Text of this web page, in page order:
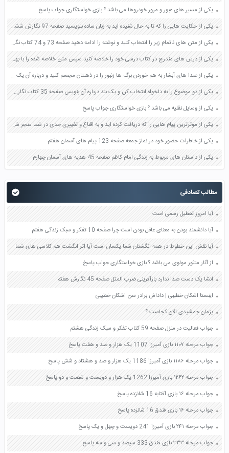
یکی از مسیر های عبور و مرور خودروها می باشد ؟ بازی خواستگاری جواب پاسخ
یکی از حکایت هایی را که تا به حال شنیده اید به زبان ساده بنویسید صفحه 97 نگارش ششم دبستان
یکی از متن های ناتمام زیر را انتخاب کنید و نوشته را ادامه دهید صفحه 73 و 74 کتاب نگارش فارسی پنجم دبستان
یکی از درس های مندرج در کتاب درسی خود را خلاصه کنید سپس متن خلاصه شده را با بهره گیری از روش های دسته بندی نمودار جدول نقشه مفهومی نشان دهید صفحه 118 نگارش یازدهم
یکی از صدا های آبشار به هم خوردن برگ ها زنبور را در ذهنتان مجسم کنید و درباره آن یک بند بنویسید صفحه 11 نگارش پنجم
یکی از دو موضوع را به دلخواه انتخاب کن و یک بند درباره آن بنویس صفحه 35 کتاب نگارش فارسی سوم
یکی از وسایل نقلیه می باشد ؟ بازی خواستگاری جواب پاسخ
یکی از موثرترین پیام هایی را که دریافت کرده اید و به اقناع و تغییری جدی در شما منجر شده است برسی کنید و علت این تاثیر گذاری قابل توجه را بنویسید صفحه 52 تفکر و سواد رسانه ای دهم
یکی از خاطرات حضور خود در نماز جمعه صفحه 123 پیام های آسمان هفتم
یکی از داستان های مربوط به زندگی امام کاظم صفحه 45 هدیه های آسمان چهارم
مطالب تصادفی
آیا امروز تعطیل رسمی است
آیا دانشمند بودن به معنای عاقل بودن است چرا صفحه 10 تفکر و سبک زندگی هفتم
آیا نقش این خطوط در همه انگشتان شما یکسان است آیا اثر انگشت هم کلاسی های شما یکسان است یا با هم فرق میکند صفحه 56 علوم هشتم
از آثار منثور مولوی می باشد ؟ بازی خواستگاری جواب پاسخ
انشا یک دست صدا ندارد بازآفرینی ضرب المثل صفحه 45 نگارش هفتم
اینستا اشکان خطیبی | داداش برادر سن اشکان خطیبی
پژمان جمشیدی الان کجاست ؟
جواب فعالیت در منزل صفحه 59 کتاب تفکر و سبک زندگی هشتم
جواب مرحله ۱۱۰۷ بازی آمیرزا 1107 یک هزار و صد و هفت پاسخ
جواب مرحله ۱۱۸۶ بازی آمیرزا 1186 یک هزار و صد و هشتاد و شش پاسخ
جواب مرحله ۱۲۶۲ بازی آمیرزا 1262 یک هزار و دویست و شصت و دو پاسخ
جواب مرحله ۱۶ بازی آفتابه 16 شانزده پاسخ
جواب مرحله ۱۶ بازی فندق 16 شانزده پاسخ
جواب مرحله ۲۴۱ بازی آمیرزا 241 دویست و چهل و یک پاسخ
جواب مرحله ۳۳۳ بازی فندق 333 سیصد و سی و سه پاسخ